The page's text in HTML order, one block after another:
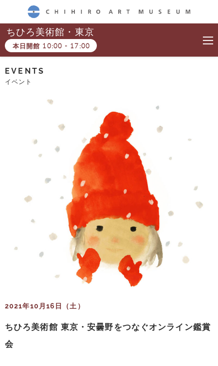
CHIHIRO ART MUSEUM
ちひろ美術館・東京
本日開館 10:00 - 17:00
EVENTS
イベント
2021年10月16日（土）
ちひろ美術館 東京・安曇野をつなぐオンライン鑑賞
会